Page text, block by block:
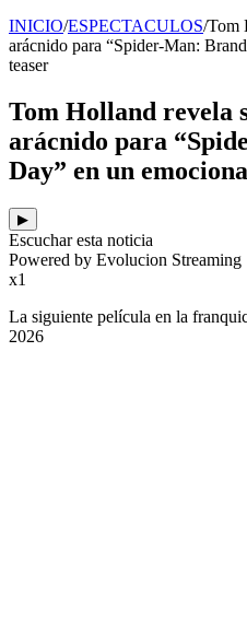
INICIO/ESPECTACULOS/Tom
arácnido para “Spider-Man:
teaser
Tom Holland revela
arácnido para
Day” en un
▶
Escuchar esta noticia
Powered by Evolucion Streaming
x1
La siguiente película en la
2026